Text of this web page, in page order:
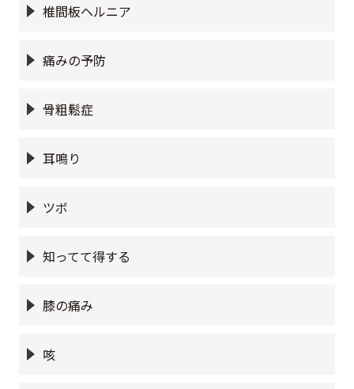
椎間板ヘルニア
痛みの予防
骨粗鬆症
耳鳴り
ツボ
知ってて得する
膝の痛み
咳